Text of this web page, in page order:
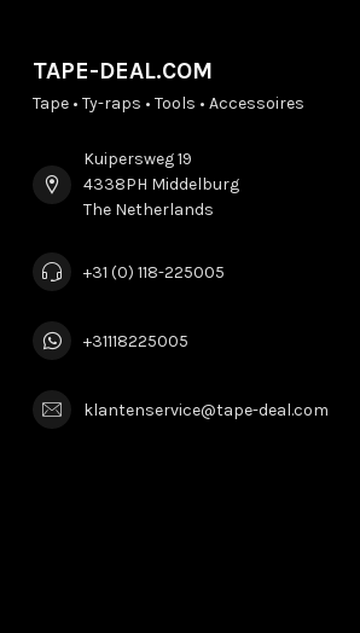
TAPE-DEAL.COM
Tape • Ty-raps • Tools • Accessoires
Kuipersweg 19
4338PH Middelburg
The Netherlands
+31 (0) 118-225005
+31118225005
klantenservice@tape-deal.com